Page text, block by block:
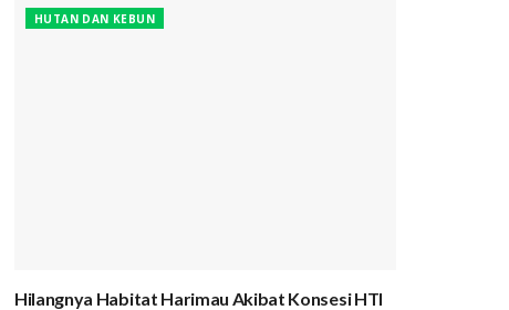
HUTAN DAN KEBUN
Hilangnya Habitat Harimau Akibat Konsesi HTI